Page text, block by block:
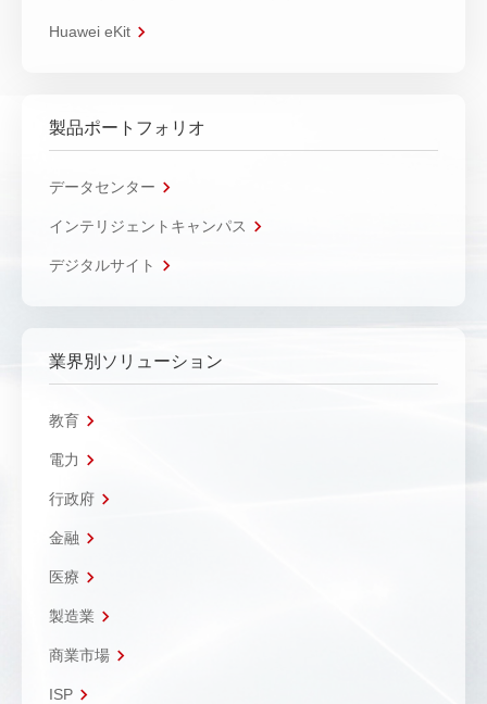
Huawei eKit
製品ポートフォリオ
データセンター
インテリジェントキャンパス
デジタルサイト
業界別ソリューション
教育
電力
行政府
金融
医療
製造業
商業市場
ISP